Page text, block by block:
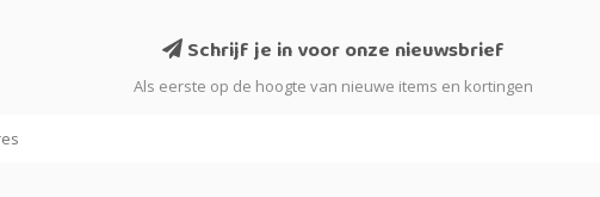
Schrijf je in voor onze nieuwsbrief
Als eerste op de hoogte van nieuwe items en kortingen